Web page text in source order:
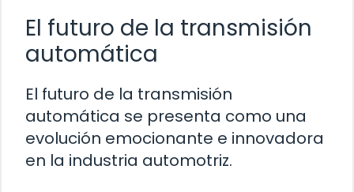
El futuro de la transmisión
automática
El futuro de la transmisión
automática se presenta como una
evolución emocionante e innovadora
en la industria automotriz.